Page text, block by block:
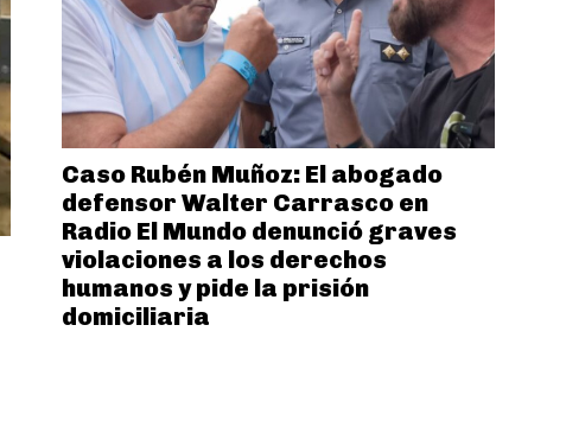
Caso Rubén Muñoz: El abogado
defensor Walter Carrasco en
Radio El Mundo denunció graves
violaciones a los derechos
humanos y pide la prisión
domiciliaria